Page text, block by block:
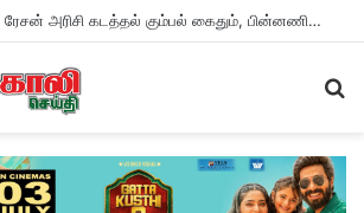
வடசென்னையில் ரேசன் அரிசி கடத்தல் கும்பல் கைதும், பின்னணியும் !